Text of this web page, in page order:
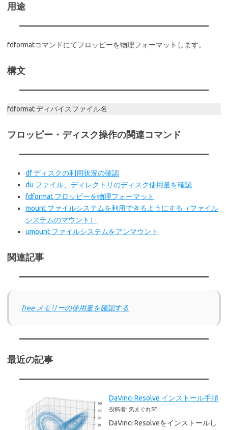
用途
fdformatコマンドにてフロッピーを物理フォーマットします。
構文
fdformat ディバイスファイル名
フロッピー・ディスク操作の関連コマンド
df ディスクの利用状況の確認
du ファイル、ディレクトリのディスク使用量を確認
fdformat フロッピーを物理フォーマット
mount ファイルシステムを利用できるようにする（ファイル
システムのマウント）
umount ファイルシステムをアンマウント
関連記事
free メモリーの使用量を確認する
最近の記事
DaVinci Resolve インストール手順
投稿者: 気まぐれSE
DaVinci Resolveをインストールし